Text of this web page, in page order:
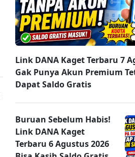
Link DANA Kaget Terbaru 7
Gak Punya Akun Premium
Dapat Saldo Gratis
Buruan Sebelum Habis!
Link DANA Kaget
Terbaru 6 Agustus 2026